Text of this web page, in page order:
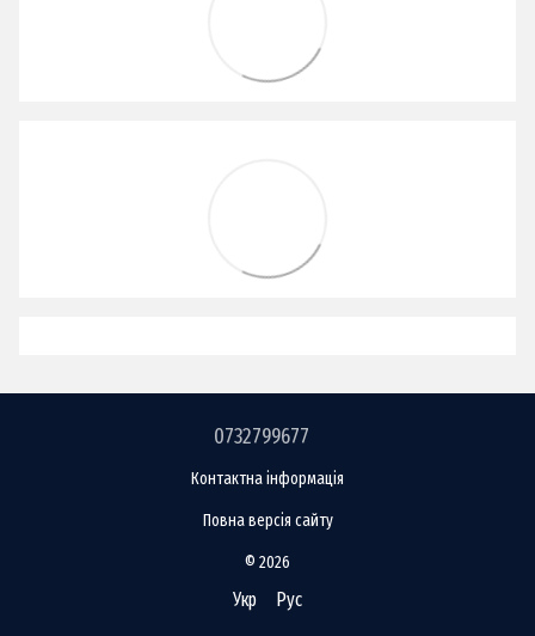
0732799677
Контактна інформація
Повна версія сайту
© 2026
Укр Рус